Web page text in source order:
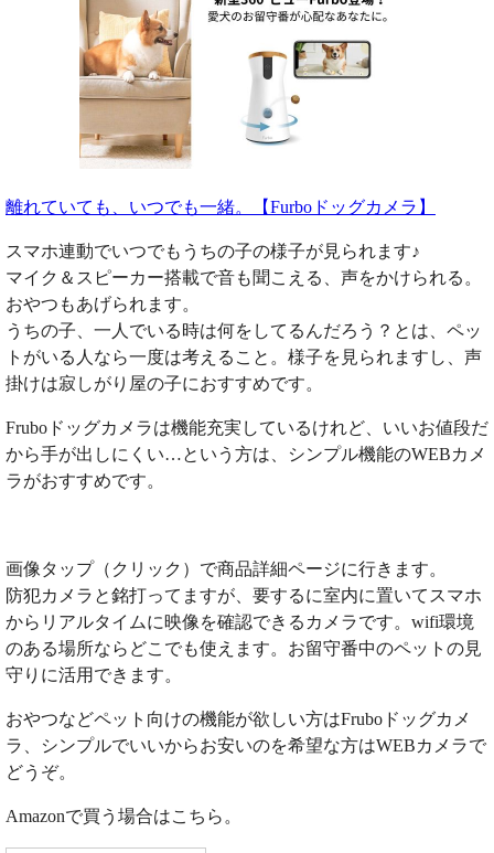
離れていても、いつでも一緒。【Furboドッグカメラ】
スマホ連動でいつでもうちの子の様子が見られます♪
マイク＆スピーカー搭載で音も聞こえる、声をかけられる。
おやつもあげられます。
うちの子、一人でいる時は何をしてるんだろう？とは、ペッ
トがいる人なら一度は考えること。様子を見られますし、声
掛けは寂しがり屋の子におすすめです。
Fruboドッグカメラは機能充実しているけれど、いいお値段だ
から手が出しにくい…という方は、シンプル機能のWEBカメ
ラがおすすめです。
画像タップ（クリック）で商品詳細ページに行きます。
防犯カメラと銘打ってますが、要するに室内に置いてスマホ
からリアルタイムに映像を確認できるカメラです。wifi環境
のある場所ならどこでも使えます。お留守番中のペットの見
守りに活用できます。
おやつなどペット向けの機能が欲しい方はFruboドッグカメ
ラ、シンプルでいいからお安いのを希望な方はWEBカメラで
どうぞ。
Amazonで買う場合はこちら。